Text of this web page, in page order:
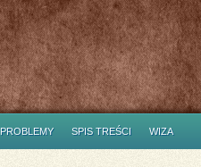
PROBLEMY SPIS TREŚCI WIZA